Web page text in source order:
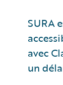
SURA
avec
un